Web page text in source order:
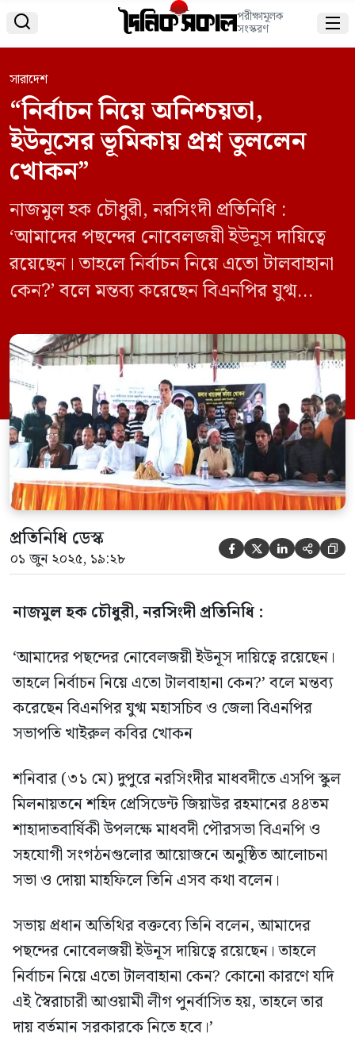
 পরীক্ষামূলক
সংস্করণ 
সারাদেশ
“নির্বাচন নিয়ে অনিশ্চয়তা,
ইউনূসের ভূমিকায় প্রশ্ন তুললেন
খোকন”
নাজমুল হক চৌধুরী, নরসিংদী প্রতিনিধি :
‘আমাদের পছন্দের নোবেলজয়ী ইউনূস দায়িত্বে
রয়েছেন। তাহলে নির্বাচন নিয়ে এতো টালবাহানা
কেন?’ বলে মন্তব্য করেছেন বিএনপির যুগ্ম
কবির খোকন শনিবার (৩১ মে) দুপুরে
নরসিংদীর মাধবদীতে এসপি স্কুল মিলনায়তনে
শহিদ প্রেসিডেন্ট জিয়াউর রহমানের ৪৪তম
শাহাদাতবার্ষিকী উপলক্ষে মাধবদী পৌরসভা
বিএনপি ও সহযোগী সংগঠনগুলোর আয়োজনে
অনুষ্ঠিত […]
প্রতিনিধি ডেস্ক
০১ জুন ২০২৫, ১৯:২৮     
নাজমুল হক চৌধুরী, নরসিংদী প্রতিনিধি :
‘আমাদের পছন্দের নোবেলজয়ী ইউনূস দায়িত্বে রয়েছেন।
তাহলে নির্বাচন নিয়ে এতো টালবাহানা কেন?’ বলে মন্তব্য
করেছেন বিএনপির যুগ্ম মহাসচিব ও জেলা বিএনপির
সভাপতি খাইরুল কবির খোকন
শনিবার (৩১ মে) দুপুরে নরসিংদীর মাধবদীতে এসপি স্কুল
মিলনায়তনে শহিদ প্রেসিডেন্ট জিয়াউর রহমানের ৪৪তম
শাহাদাতবার্ষিকী উপলক্ষে মাধবদী পৌরসভা বিএনপি ও
সহযোগী সংগঠনগুলোর আয়োজনে অনুষ্ঠিত আলোচনা
সভা ও দোয়া মাহফিলে তিনি এসব কথা বলেন।
সভায় প্রধান অতিথির বক্তব্যে তিনি বলেন, আমাদের
পছন্দের নোবেলজয়ী ইউনূস দায়িত্বে রয়েছেন। তাহলে
নির্বাচন নিয়ে এতো টালবাহানা কেন? কোনো কারণে যদি
এই স্বৈরাচারী আওয়ামী লীগ পুনর্বাসিত হয়, তাহলে তার
দায় বর্তমান সরকারকে নিতে হবে।’